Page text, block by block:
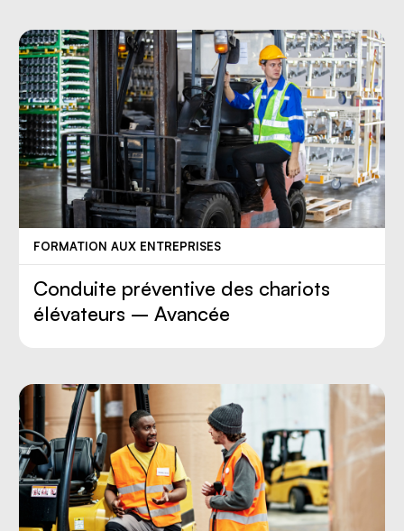
FORMATION AUX ENTREPRISES
Conduite préventive des chariots
élévateurs – Avancée